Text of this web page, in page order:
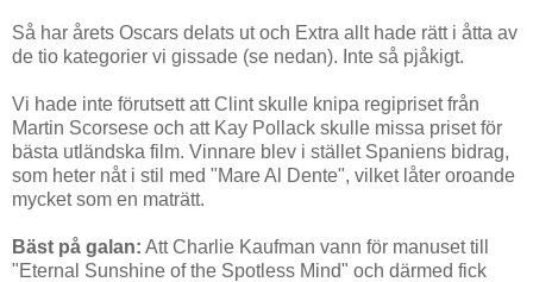
Så har årets Oscars delats ut och Extra allt hade rätt i åtta av
de tio kategorier vi gissade (se nedan). Inte så pjåkigt.
Vi hade inte förutsett att Clint skulle knipa regipriset från
Martin Scorsese och att Kay Pollack skulle missa priset för
bästa utländska film. Vinnare blev i stället Spaniens bidrag,
som heter nåt i stil med "Mare Al Dente", vilket låter oroande
mycket som en maträtt.
Bäst på galan: Att Charlie Kaufman vann för manuset till
"Eternal Sunshine of the Spotless Mind" och därmed fick